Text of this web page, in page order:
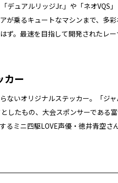
ュアルリッジJr.」や「ネオVQS
が乗るキュートなマシンまで、多
ず。最速を目指して開発されたレ
カー
ないオリジナルステッカー。「ジ
したもの、大会スポンサーである
ミニ四駆LOVE声優・徳井青空さ